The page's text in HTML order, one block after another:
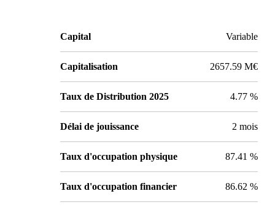
Capital Variable
Capitalisation 2657.59 M€
Taux de Distribution 2025 4.77 %
Délai de jouissance 2 mois
Taux d'occupation physique 87.41 %
Taux d'occupation financier 86.62 %